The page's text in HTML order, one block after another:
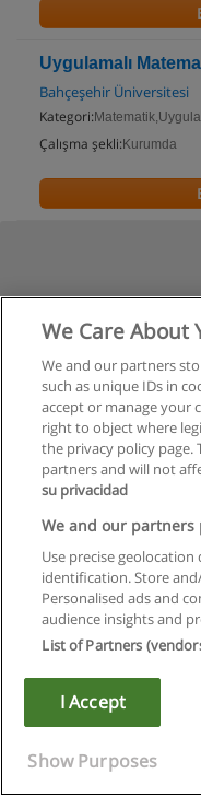
Uygulamalı
Bahçeşehir Üniversitesi
Kategori:
Çalışma şekli: Kurumda
Copyright ©
We Care About
We and our partners
such as unique IDs in
accept or manage your
right to object where
the privacy policy page.
partners and will not
su privacidad
We and our partners
Use precise
identification. Store
Personalised ads and
audience insights and
List of Partners
I Accept
Show Purposes